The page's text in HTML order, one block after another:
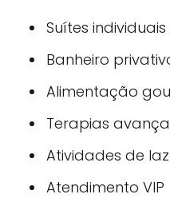
Suítes
Banheiro
Alimentação
Terapias
Atividades de
Atendimento VIP